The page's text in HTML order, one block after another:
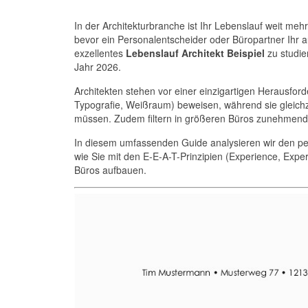
In der Architekturbranche ist Ihr Lebenslauf weit
bevor ein Personalentscheider oder Büropartner Ihr
exzellentes Lebenslauf Architekt Beispiel zu
Jahr 2026.
Architekten stehen vor einer einzigartigen
Typografie, Weißraum) beweisen, während sie
müssen. Zudem filtern in größeren Büros
In diesem umfassenden Guide analysieren wir den
wie Sie mit den E-E-A-T-Prinzipien (Experience,
Büros aufbauen.